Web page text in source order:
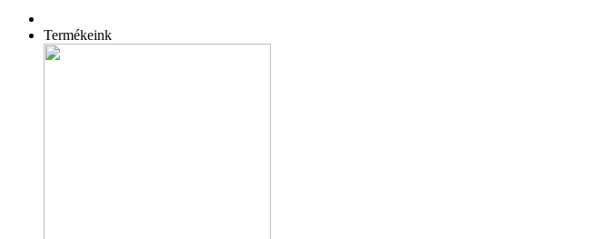
Termékeink